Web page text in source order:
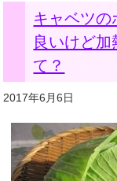
キャベツの
良いけど
て？
2017年6月6日